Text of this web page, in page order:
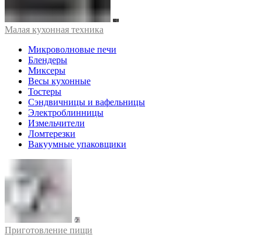
Малая кухонная техника
Микроволновые печи
Блендеры
Миксеры
Весы кухонные
Тостеры
Сэндвичницы и вафельницы
Электроблинницы
Измельчители
Ломтерезки
Вакуумные упаковщики
Приготовление пищи